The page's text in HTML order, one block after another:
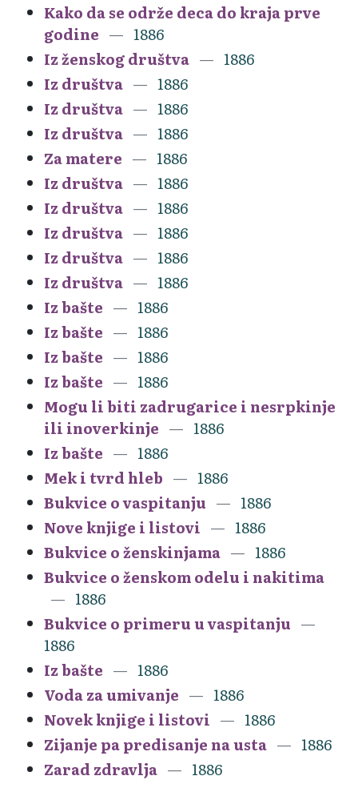
Kako da se održe deca do kraja prve
godine
1886
Iz ženskog društva
1886
Iz društva
1886
Iz društva
1886
Iz društva
1886
Za matere
1886
Iz društva
1886
Iz društva
1886
Iz društva
1886
Iz društva
1886
Iz društva
1886
Iz bašte
1886
Iz bašte
1886
Iz bašte
1886
Iz bašte
1886
Mogu li biti zadrugarice i nesrpkinje
ili inoverkinje
1886
Iz bašte
1886
Mek i tvrd hleb
1886
Bukvice o vaspitanju
1886
Nove knjige i listovi
1886
Bukvice o ženskinjama
1886
Bukvice o ženskom odelu i nakitima
1886
Bukvice o primeru u vaspitanju
1886
Iz bašte
1886
Voda za umivanje
1886
Novek knjige i listovi
1886
Zijanje pa predisanje na usta
1886
Zarad zdravlja
1886